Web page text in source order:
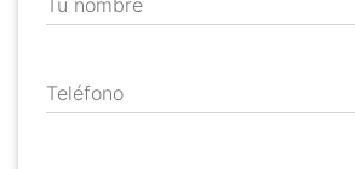
Tu nombre
Teléfono